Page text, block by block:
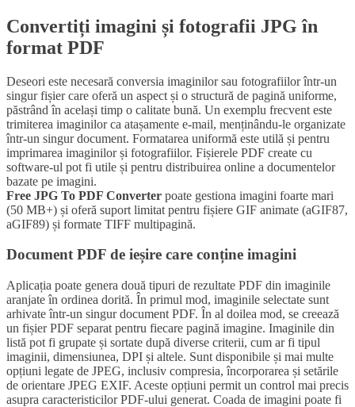
Convertiți imagini și fotografii JPG în
format PDF
Deseori este necesară conversia imaginilor sau fotografiilor într-un
singur fișier care oferă un aspect și o structură de pagină uniforme,
păstrând în același timp o calitate bună. Un exemplu frecvent este
trimiterea imaginilor ca atașamente e-mail, menținându-le organizate
într-un singur document. Formatarea uniformă este utilă și pentru
imprimarea imaginilor și fotografiilor. Fișierele PDF create cu
software-ul pot fi utile și pentru distribuirea online a documentelor
bazate pe imagini.
Free JPG To PDF Converter poate gestiona imagini foarte mari
(50 MB+) și oferă suport limitat pentru fișiere GIF animate (aGIF87,
aGIF89) și formate TIFF multipagină.
Document PDF de ieșire care conține imagini
Aplicația poate genera două tipuri de rezultate PDF din imaginile
aranjate în ordinea dorită. În primul mod, imaginile selectate sunt
arhivate într-un singur document PDF. În al doilea mod, se creează
un fișier PDF separat pentru fiecare pagină imagine. Imaginile din
listă pot fi grupate și sortate după diverse criterii, cum ar fi tipul
imaginii, dimensiunea, DPI și altele. Sunt disponibile și mai multe
opțiuni legate de JPEG, inclusiv compresia, încorporarea și setările
de orientare JPEG EXIF. Aceste opțiuni permit un control mai precis
asupra caracteristicilor PDF-ului generat. Coada de imagini poate fi